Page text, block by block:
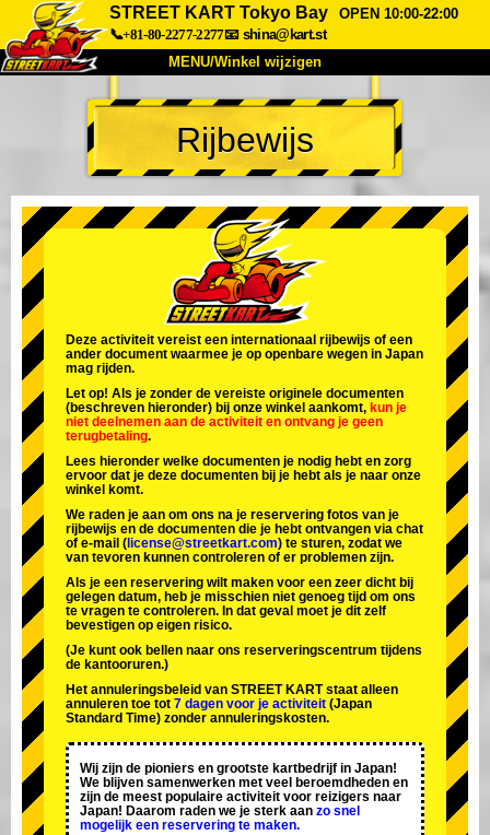
STREET KART Tokyo Bay
OPEN 10:00-22:00
📞+81-80-2277-2277📧 shina@kart.st
MENU/Winkel wijzigen
TOP
Over Specificaties Prijzen
Bedrijf Boekingen
Winkel wijzigen
Tokyo Shinagawa
Tokyo Akihabara#2
Tokyo Shibuya Annex Tokyo Bay
Tokyo Asakusa Osaka
Okinawa
Rijbewijs
Deze activiteit vereist een internationaal rijbewijs of een
ander document waarmee je op openbare wegen in Japan
mag rijden.
Let op! Als je zonder de vereiste originele documenten
(beschreven hieronder) bij onze winkel aankomt, kun je
niet deelnemen aan de activiteit en ontvang je geen
terugbetaling.
Lees hieronder welke documenten je nodig hebt en zorg
ervoor dat je deze documenten bij je hebt als je naar onze
winkel komt.
We raden je aan om ons na je reservering fotos van je
rijbewijs en de documenten die je hebt ontvangen via chat
of e-mail ( license@streetkart.com) te sturen, zodat we
van tevoren kunnen controleren of er problemen zijn.
Als je een reservering wilt maken voor een zeer dicht bij
gelegen datum, heb je misschien niet genoeg tijd om ons
te vragen te controleren. In dat geval moet je dit zelf
bevestigen op eigen risico.
(Je kunt ook bellen naar ons reserveringscentrum tijdens
de kantooruren.)
Het annuleringsbeleid van STREET KART staat alleen
annuleren toe tot 7 dagen voor je activiteit (Japan
Standard Time) zonder annuleringskosten.
Wij zijn de pioniers en grootste kartbedrijf in Japan!
We blijven samenwerken met veel beroemdheden en
zijn de meest populaire activiteit voor reizigers naar
Japan! Daarom raden we je sterk aan zo snel
mogelijk een reservering te maken.